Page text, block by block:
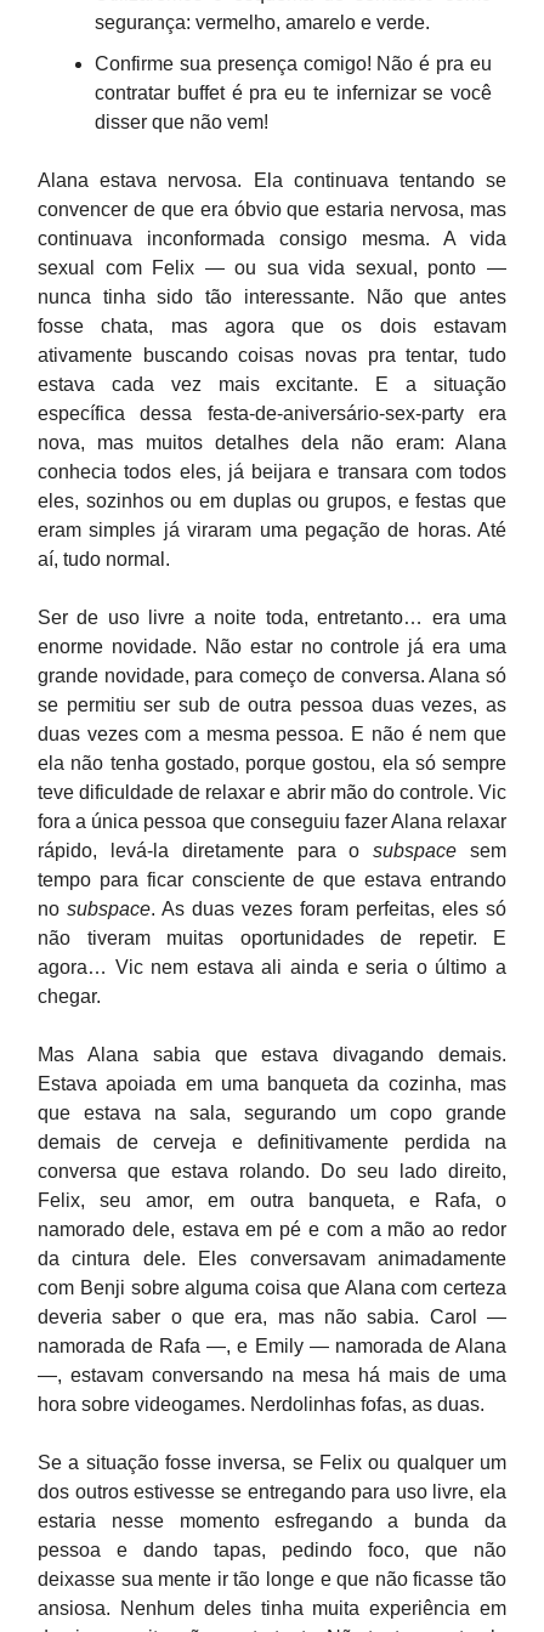
segurança: vermelho, amarelo e verde.
Confirme sua presença comigo! Não é pra eu
contratar buffet é pra eu te infernizar se você
disser que não vem!
Alana estava nervosa. Ela continuava tentando se
convencer de que era óbvio que estaria nervosa, mas
continuava inconformada consigo mesma. A vida
sexual com Felix — ou sua vida sexual, ponto —
nunca tinha sido tão interessante. Não que antes
fosse chata, mas agora que os dois estavam
ativamente buscando coisas novas pra tentar, tudo
estava cada vez mais excitante. E a situação
específica dessa festa-de-aniversário-sex-party era
nova, mas muitos detalhes dela não eram: Alana
conhecia todos eles, já beijara e transara com todos
eles, sozinhos ou em duplas ou grupos, e festas que
eram simples já viraram uma pegação de horas. Até
aí, tudo normal.
Ser de uso livre a noite toda, entretanto… era uma
enorme novidade. Não estar no controle já era uma
grande novidade, para começo de conversa. Alana só
se permitiu ser sub de outra pessoa duas vezes, as
duas vezes com a mesma pessoa. E não é nem que
ela não tenha gostado, porque gostou, ela só sempre
teve dificuldade de relaxar e abrir mão do controle. Vic
fora a única pessoa que conseguiu fazer Alana relaxar
rápido, levá-la diretamente para osubspace sem
tempo para ficar consciente de que estava entrando
no subspace. As duas vezes foram perfeitas, eles só
não tiveram muitas oportunidades de repetir. E
agora… Vic nem estava ali ainda e seria o último a
chegar.
Mas Alana sabia que estava divagando demais.
Estava apoiada em uma banqueta da cozinha, mas
que estava na sala, segurando um copo grande
demais de cerveja e definitivamente perdida na
conversa que estava rolando. Do seu lado direito,
Felix, seu amor, em outra banqueta, e Rafa, o
namorado dele, estava em pé e com a mão ao redor
da cintura dele. Eles conversavam animadamente
com Benji sobre alguma coisa que Alana com certeza
deveria saber o que era, mas não sabia. Carol —
namorada de Rafa —, e Emily — namorada de Alana
—, estavam conversando na mesa há mais de uma
hora sobre videogames. Nerdolinhas fofas, as duas.
Se a situação fosse inversa, se Felix ou qualquer um
dos outros estivesse se entregando para uso livre, ela
estaria nesse momento esfregando a bunda da
pessoa e dando tapas, pedindo foco, que não
deixasse sua mente ir tão longe e que não ficasse tão
ansiosa. Nenhum deles tinha muita experiência em